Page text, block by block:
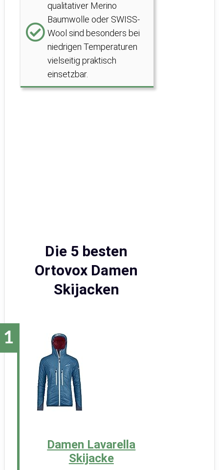
qualitativer Merino
Baumwolle oder SWISS-
Wool sind besonders bei
niedrigen Temperaturen
vielseitig praktisch
einsetzbar.
Die 5 besten
Ortovox Damen
Skijacken
Damen Lavarella
Skijacke